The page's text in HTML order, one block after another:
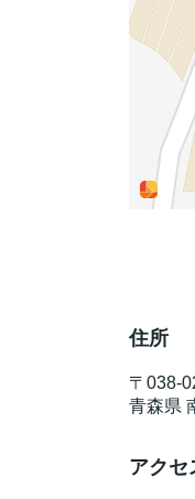
住所
〒 038-
青森県
アクセ